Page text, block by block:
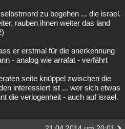
zu begehen ... die israel.
rauben ihnen weiter das land
er erstmal für die anerkennung
- analog wie arrafat - verfährt
seite knüppel zwischen die
interessiert ist ... wer sich etwas
die verlogenheit - auch auf israel.